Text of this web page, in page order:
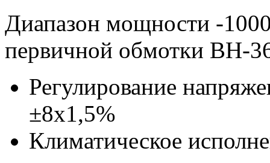
Диапазон мощности -
первичной обмотки ВН-
Регулирование
±8x1,5%
Климатическое